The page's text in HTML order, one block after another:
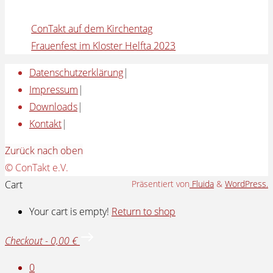
ConTakt auf dem Kirchentag
Frauenfest im Kloster Helfta 2023
Datenschutzerklärung|
Impressum |
Downloads|
Kontakt|
Zurück nach oben
© ConTakt e.V.
Präsentiert von Fluida & WordPress.
Cart
Your cart is empty! Return to shop
Checkout- 0,00 €
0